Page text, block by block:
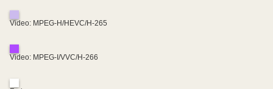
Video: MPEG-H/HEVC/H-265
Video: MPEG-I/VVC/H-266